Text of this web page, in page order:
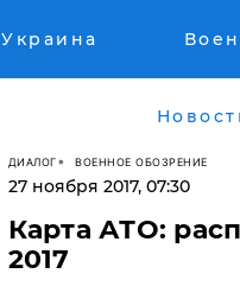
Украина
ДИАЛОГ ВОЕННОЕ ОБОЗРЕНИЕ
27 ноября 2017, 07:30
Карта АТО:
2017